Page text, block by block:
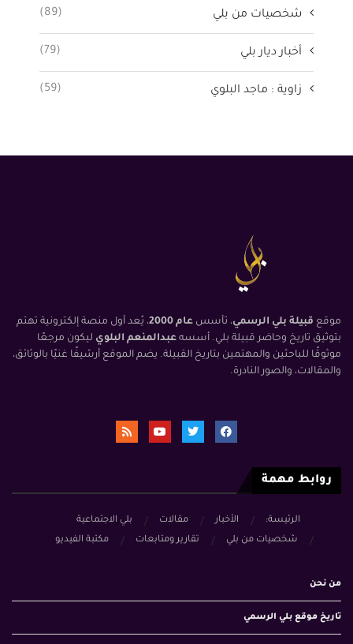
شخصيات من بلي (89)
أخبار ديار بلي (79)
زاوية : ماجد البلوي (59)
موقع قبيلة بلي الرسمي، تأسس عام 2000
، يُعد أول منصة إلكترونية تهتم
بتوثيق تاريخ وحاضر قبيلة بلي. أسسه عبدالمنعم البلوي ليكون مرجعًا
موثوقًا للباحثين والمهتمين بتاريخ القبيلة. يضم الموقع أرشيفًا غنيًا بالوثائق،
والمقالات، والصور النادرة.
روابط مهمة
الرئيسة: الأخبار مقالات
بلي الاجتماعية
شخصيات من بلي
تقارير ومتابعات مكتبة الفيديو
من نحن
تاريخ موقع بلي الرسمي